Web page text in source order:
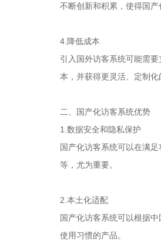
不断创新和积累，使得国产
4.降低成本
引入国外访客系统可能需
本，并获得更灵活、定制化
二、国产化访客系统优势
1.数据安全和隐私保护
国产化访客系统可以在满
等，尤为重要。
2.本土化适配
国产化访客系统可以根据
使用习惯的产品。